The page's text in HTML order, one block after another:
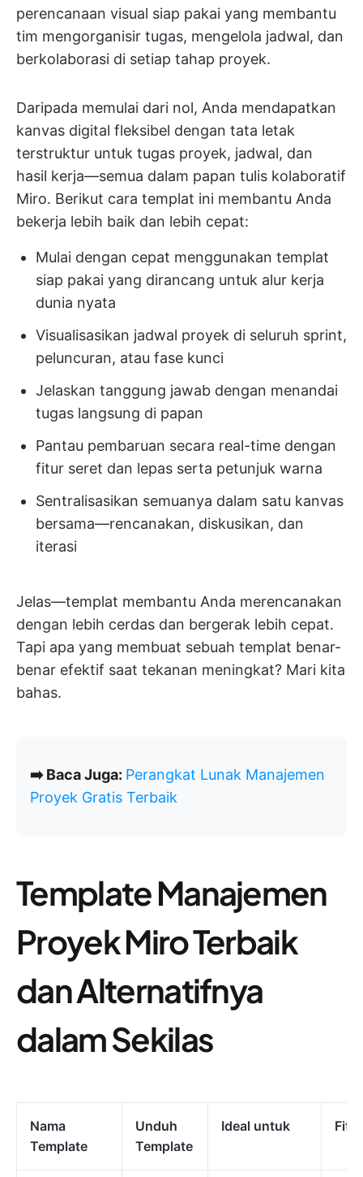
perencanaan visual siap pakai yang membantu
tim mengorganisir tugas, mengelola jadwal, dan
berkolaborasi di setiap tahap proyek.
Daripada memulai dari nol, Anda mendapatkan
kanvas digital fleksibel dengan tata letak
terstruktur untuk tugas proyek, jadwal, dan
hasil kerja—semua dalam papan tulis kolaboratif
Miro. Berikut cara templat ini membantu Anda
bekerja lebih baik dan lebih cepat:
Mulai dengan cepat menggunakan templat
siap pakai yang dirancang untuk alur kerja
dunia nyata
Visualisasikan jadwal proyek di seluruh sprint,
peluncuran, atau fase kunci
Jelaskan tanggung jawab dengan menandai
tugas langsung di papan
Pantau pembaruan secara real-time dengan
fitur seret dan lepas serta petunjuk warna
Sentralisasikan semuanya dalam satu kanvas
bersama—rencanakan, diskusikan, dan
iterasi
Jelas—templat membantu Anda merencanakan
dengan lebih cerdas dan bergerak lebih cepat.
Tapi apa yang membuat sebuah templat benar-
benar efektif saat tekanan meningkat? Mari kita
bahas.
➡️ Baca Juga: Perangkat Lunak Manajemen
Proyek Gratis Terbaik
Template Manajemen
Proyek Miro Terbaik
dan Alternatifnya
dalam Sekilas
Nama
Template
Unduh
Template
Ideal untuk